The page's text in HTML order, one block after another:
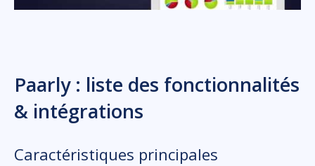
Paarly : liste des fonctionnalités
& intégrations
Caractéristiques principales